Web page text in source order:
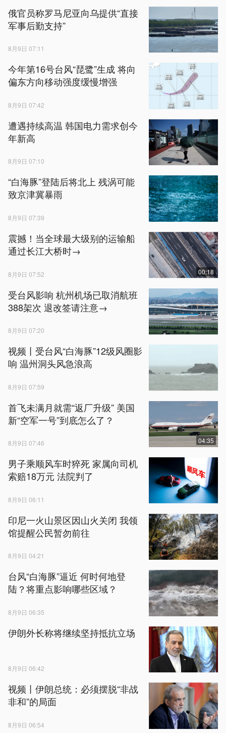
俄官员称罗马尼亚向乌提供“直接
军事后勤支持”
8月9日 07:11
今年第16号台风“琵鹭”生成 将向
偏东方向移动强度缓慢增强
8月9日 07:42
遭遇持续高温 韩国电力需求创今
年新高
8月9日 07:10
“白海豚”登陆后将北上 残涡可能
致京津冀暴雨
8月9日 07:39
震撼！当全球最大级别的运输船
通过长江大桥时→
8月9日 07:52 00:18
受台风影响 杭州机场已取消航班
388架次 退改签请注意→
8月9日 07:20
视频丨受台风“白海豚”12级风圈影
响 温州洞头风急浪高
8月9日 07:59
首飞未满月就需“返厂升级” 美国
新“空军一号”到底怎么了？
8月9日 07:46 04:35
男子乘顺风车时猝死 家属向司机
索赔18万元 法院判了
8月9日 06:11
印尼一火山景区因山火关闭 我领
馆提醒公民暂勿前往
8月9日 04:21
台风“白海豚”逼近 何时何地登
陆？将重点影响哪些区域？
8月9日 06:35
伊朗外长称将继续坚持抵抗立场
8月9日 06:42
视频丨伊朗总统：必须摆脱“非战
非和”的局面
8月9日 06:54